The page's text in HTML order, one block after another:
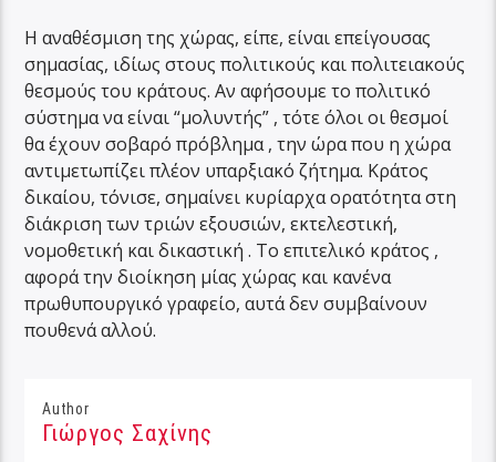
Η αναθέσμιση της χώρας, είπε, είναι επείγουσας
σημασίας, ιδίως στους πολιτικούς και πολιτειακούς
θεσμούς του κράτους. Αν αφήσουμε το πολιτικό
σύστημα να είναι “μολυντής” , τότε όλοι οι θεσμοί
θα έχουν σοβαρό πρόβλημα , την ώρα που η χώρα
αντιμετωπίζει πλέον υπαρξιακό ζήτημα. Κράτος
δικαίου, τόνισε, σημαίνει κυρίαρχα ορατότητα στη
διάκριση των τριών εξουσιών, εκτελεστική,
νομοθετική και δικαστική . Το επιτελικό κράτος ,
αφορά την διοίκηση μίας χώρας και κανένα
πρωθυπουργικό γραφείο, αυτά δεν συμβαίνουν
πουθενά αλλού.
Author
Γιώργος Σαχίνης